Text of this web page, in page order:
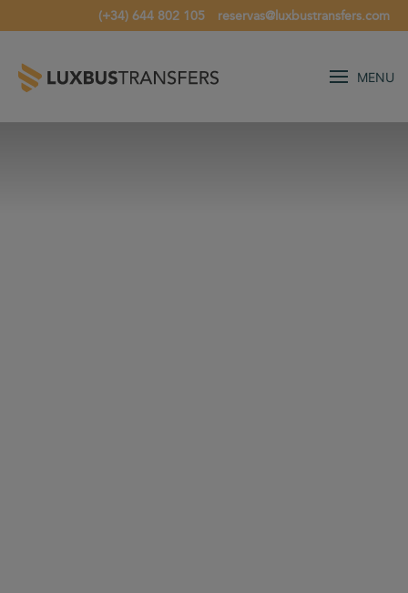
(+34) 644 802 105 reservas@luxbustransfers.com
MENU